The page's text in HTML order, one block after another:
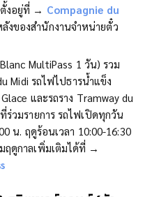
งอยู่ที่ → Compagnie du
งของสำนักงานจำหน่ายตั๋ว
MultiPass 1 วัน) รวม
Midi รถไฟไปธารน้ำแข็ง
และรถราง Tramway du
วมรายการ รถไฟเปิดทุกวัน
น. ฤดูร้อนเวลา 10:00-16:30
ฤดูกาลเพิ่มเติมได้ที่ →